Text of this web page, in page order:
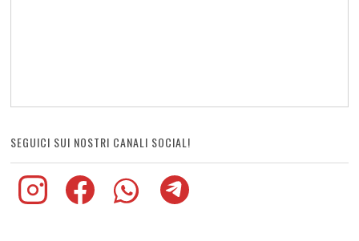
SEGUICI SUI NOSTRI CANALI SOCIAL!